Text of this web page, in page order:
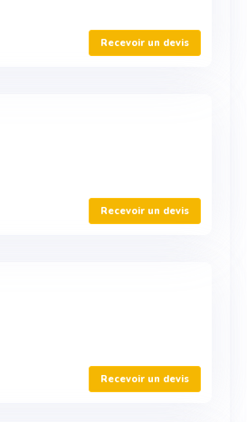
Recevoir un devis
Recevoir un devis
Recevoir un devis